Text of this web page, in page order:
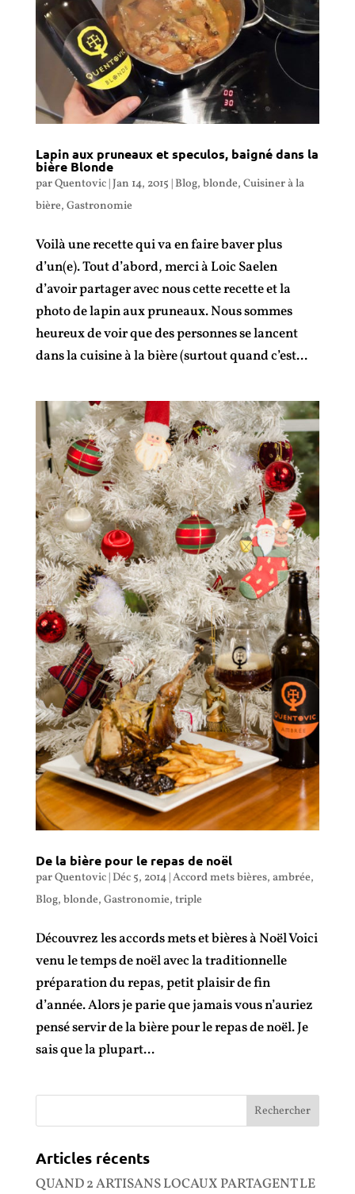
Lapin aux pruneaux et speculos, baigné dans la
bière Blonde
parQuentovic|Jan 14, 2015 |Blog, blonde, Cuisiner à la
bière, Gastronomie
Voilà une recette qui va en faire baver plus
d’un(e). Tout d’abord, merci à Loic Saelen
d’avoir partager avec nous cette recette et la
photo de lapin aux pruneaux. Nous sommes
heureux de voir que des personnes se lancent
dans la cuisine à la bière (surtout quand c’est...
De la bière pour le repas de noël
parQuentovic|Déc 5, 2014|Accord mets bières, ambrée,
Blog, blonde, Gastronomie, triple
Découvrez les accords mets et bières à Noël Voici
venu le temps de noël avec la traditionnelle
préparation du repas, petit plaisir de fin
d’année. Alors je parie que jamais vous n’auriez
pensé servir de la bière pour le repas de noël. Je
sais que la plupart...
Articles récents
QUAND 2 ARTISANS LOCAUX PARTAGENT LE